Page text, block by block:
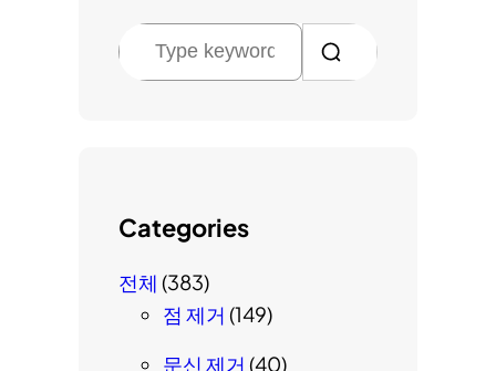
Categories
전체 (383)
점 제거 (149)
문신 제거 (40)